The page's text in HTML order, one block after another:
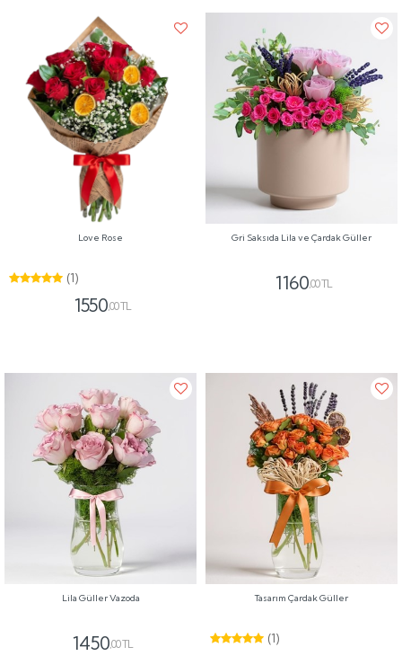
Love Rose
(1)
1550,00 TL
Gri Saksıda Lila ve Çardak Güller
1160,00 TL
Lila Güller Vazoda
1450,00 TL
Tasarım Çardak Güller
(1)